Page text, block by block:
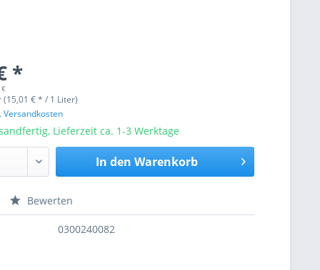
*
(15,01 € * / 1 Liter)
Versandkosten
Lieferzeit ca. 1-3 Werktage
In den Warenkorb
Bewerten
0300240082